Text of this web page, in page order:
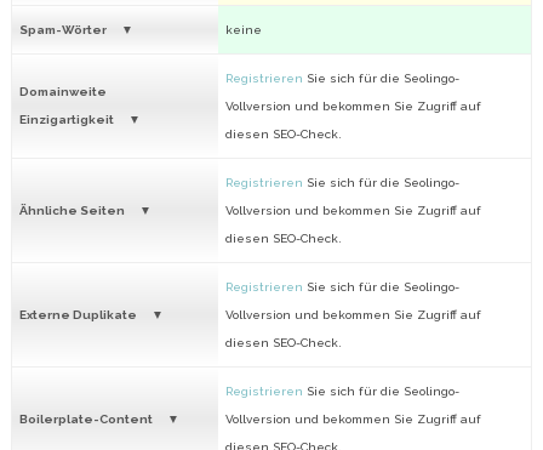
Spam-Wörter keine
Domainweite
Einzigartigkeit
Registrieren Sie sich für die Seolingo-
Vollversion und bekommen Sie Zugriff auf
diesen SEO-Check.
Ähnliche Seiten
Registrieren Sie sich für die Seolingo-
Vollversion und bekommen Sie Zugriff auf
diesen SEO-Check.
Externe Duplikate
Registrieren Sie sich für die Seolingo-
Vollversion und bekommen Sie Zugriff auf
diesen SEO-Check.
Boilerplate-Content
Registrieren Sie sich für die Seolingo-
Vollversion und bekommen Sie Zugriff auf
diesen SEO-Check.